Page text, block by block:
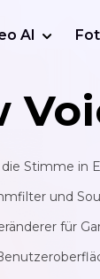
AI
Stimme in
und
für